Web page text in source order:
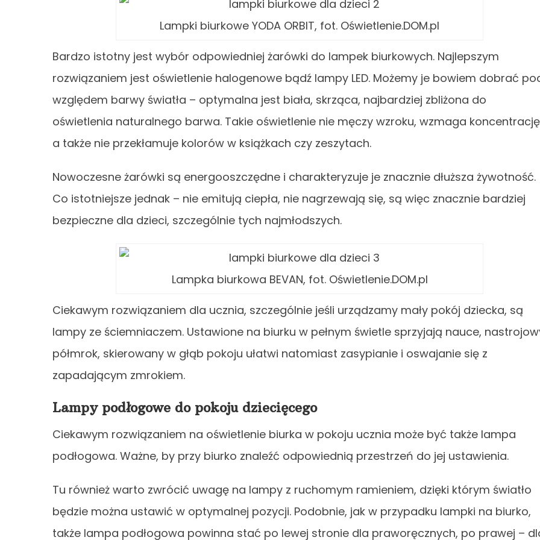
Lampki biurkowe YODA ORBIT, fot. Oświetlenie.DOM.pl
Bardzo istotny jest wybór odpowiedniej żarówki do lampek biurkowych. Najlepszym
rozwiązaniem jest oświetlenie halogenowe bądź lampy LED. Możemy je bowiem dobrać
względem barwy światła – optymalna jest biała, skrząca, najbardziej zbliżona do
oświetlenia naturalnego barwa. Takie oświetlenie nie męczy wzroku, wzmaga
a także nie przekłamuje kolorów w książkach czy zeszytach.
Nowoczesne żarówki są energooszczędne i charakteryzuje je znacznie dłuższa żywotność.
Co istotniejsze jednak – nie emitują ciepła, nie nagrzewają się, są więc znacznie bardziej
bezpieczne dla dzieci, szczególnie tych najmłodszych.
Lampka biurkowa BEVAN, fot. Oświetlenie.DOM.pl
Ciekawym rozwiązaniem dla ucznia, szczególnie jeśli urządzamy mały pokój dziecka, są
lampy ze ściemniaczem. Ustawione na biurku w pełnym świetle sprzyjają nauce,
półmrok, skierowany w głąb pokoju ułatwi natomiast zasypianie i oswajanie się z
zapadającym zmrokiem.
Lampy podłogowe do pokoju dziecięcego
Ciekawym rozwiązaniem na oświetlenie biurka w pokoju ucznia może być także lampa
podłogowa. Ważne, by przy biurko znaleźć odpowiednią przestrzeń do jej ustawienia.
Tu również warto zwrócić uwagę na lampy z ruchomym ramieniem, dzięki którym światło
będzie można ustawić w optymalnej pozycji. Podobnie, jak w przypadku lampki na biurko,
także lampa podłogowa powinna stać po lewej stronie dla praworęcznych, po prawej –